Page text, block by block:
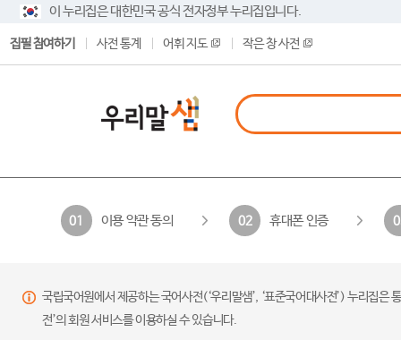
이 누리집은 대한민국 공식 전자정부 누리집입니다.
집필 참여하기 사전 통계 어휘 지도 작은 창 사전
01 이용 약관 동의 02 휴대폰 인증
국립국어원에서 제공하는 국어사전(‘우리말샘’, ‘표준국어대사전’) 누리집
전’의 회원 서비스를 이용하실 수 있습니다.